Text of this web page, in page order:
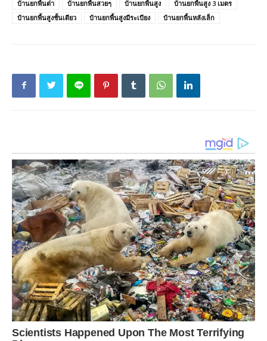
บ้านยกพื้นต่ํา
บ้านยกพื้นสวยๆ บ้านยกพื้นสูง
บ้านยกพื้นสูง 3 เมตร
บ้านยกพื้นสูงชั้นเดียว
บ้านยกพื้นสูงมีระเบียง บ้านยกพื้นหลังเล็ก